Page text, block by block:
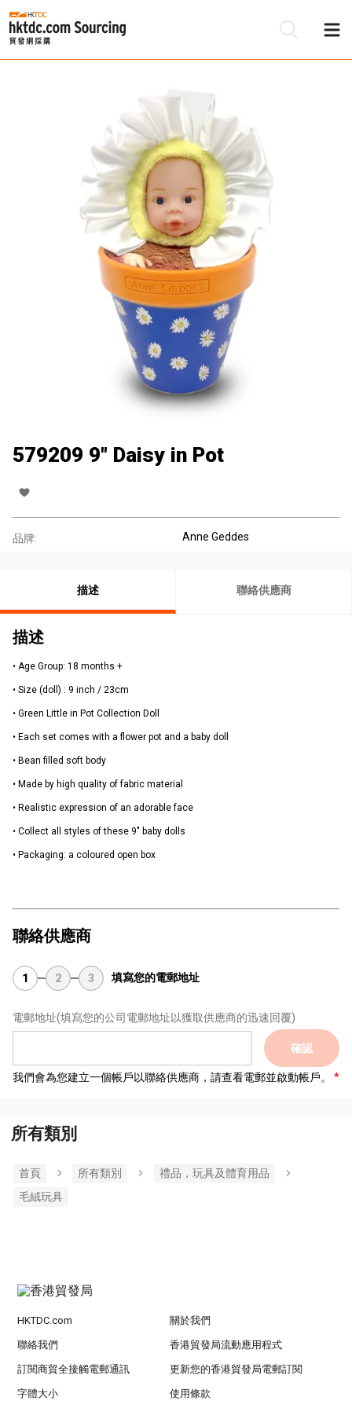
579209 9" Daisy in Pot
品牌: Anne Geddes
描述 聯絡供應商
描述
• Age Group: 18 months +
• Size (doll) : 9 inch / 23cm
• Green Little in Pot Collection Doll
• Each set comes with a flower pot and a baby doll
• Bean filled soft body
• Made by high quality of fabric material
• Realistic expression of an adorable face
• Collect all styles of these 9" baby dolls
• Packaging: a coloured open box
聯絡供應商
1 2 3 填寫您的電郵地址
電郵地址(填寫您的公司電郵地址以獲取供應商的迅速回覆)
確認
我們會為您建立一個帳戶以聯絡供應商，請查看電郵並啟動帳戶。
所有類別
首頁 所有類別
禮品，玩具及體育用品
毛絨玩具
HKTDC.com 關於我們
聯絡我們 香港貿發局流動應用程式
訂閱商貿全接觸電郵通訊 更新您的香港貿發局電郵訂閱
字體大小 使用條款